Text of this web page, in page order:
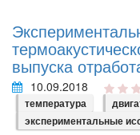
выпуска
10.09.2018
температура
экспериментальные